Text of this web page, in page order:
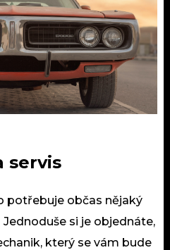
servis
potřebuje občas nějaký
si je objednáte,
který se vám bude